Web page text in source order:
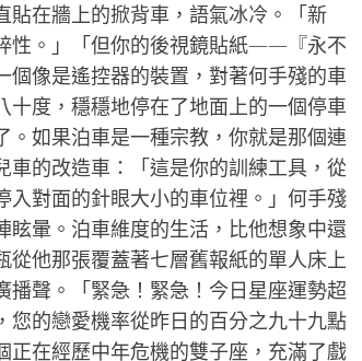
貼在牆上的掀背車，語氣冰冷。「新
性。」「但你的後視鏡貼紙——『永不
像是遙控器的裝置，對著何手殘的車
度，穩穩地停在了地面上的一個停車
如果泊車是一種宗教，你就是那個連
的改造車：「這是你的訓練工具，從
對面的針眼大小的車位裡。」何手殘
暈。泊車維度的生活，比他想象中還
他那張覆蓋著七層舊報紙的單人床上
聲。「緊急！緊急！今日星座運勢超
的戀愛機率從昨日的百分之九十九點
在經歷中年危機的雙子座，充滿了戲